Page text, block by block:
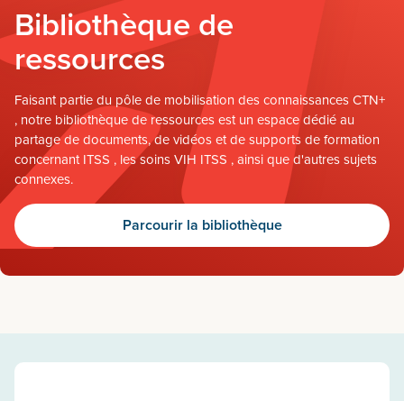
Bibliothèque de
ressources
Faisant partie du pôle de mobilisation des connaissances CTN+
, notre bibliothèque de ressources est un espace dédié au
partage de documents, de vidéos et de supports de formation
concernant ITSS , les soins VIH ITSS , ainsi que d'autres sujets
connexes.
Parcourir la bibliothèque